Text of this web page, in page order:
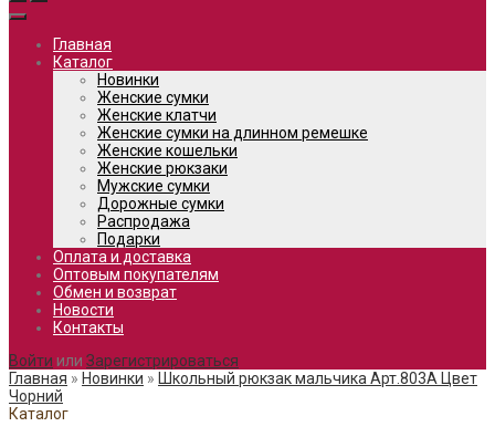
Главная
Каталог
Новинки
Женские сумки
Женские клатчи
Женские сумки на длинном ремешке
Женские кошельки
Женские рюкзаки
Мужские сумки
Дорожные сумки
Распродажа
Подарки
Оплата и доставка
Оптовым покупателям
Обмен и возврат
Новости
Контакты
Войти или Зарегистрироваться
Главная » Новинки » Школьный рюкзак мальчика Арт.803A Цвет
Чорний
Каталог